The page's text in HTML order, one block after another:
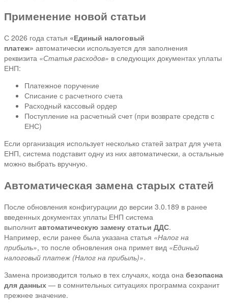
Применение новой статьи
С 2026 года статья «Единый налоговый
платеж» автоматически используется для заполнения
реквизита «Статья расходов» в следующих документах уплаты
ЕНП:
Платежное поручение
Списание с расчетного счета
Расходный кассовый ордер
Поступление на расчетный счет (при возврате средств с
ЕНС)
Если организация использует несколько статей затрат для учета
ЕНП, система подставит одну из них автоматически, а остальные
можно выбрать вручную.
Автоматическая замена старых статей
После обновления конфигурации до версии 3.0.189 в ранее
введенных документах уплаты ЕНП система
выполнит автоматическую замену статьи ДДС.
Например, если ранее была указана статья «Налог на
прибыль», то после обновления она примет вид «Единый
налоговый платеж (Налог на прибыль)».
Замена производится только в тех случаях, когда она безопасна
для данных — в сомнительных ситуациях программа сохранит
прежнее значение.